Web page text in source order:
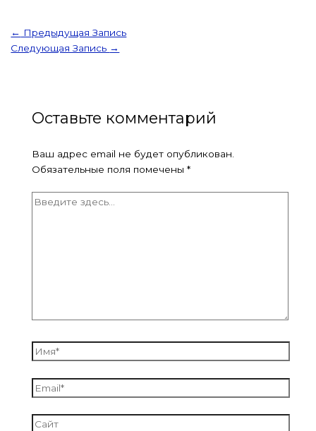
← Предыдущая Запись
Следующая Запись →
Оставьте комментарий
Ваш адрес email не будет опубликован.
Обязательные поля помечены *
Введите
Имя*
Email*
Сайт